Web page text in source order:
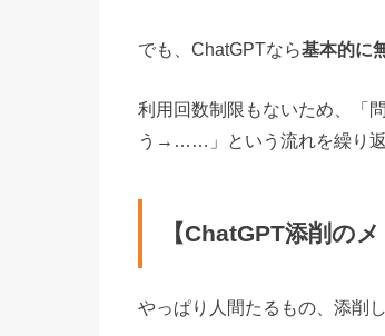
でも、ChatGPTなら基本的に
利用回数制限もないため、「
う→……」という流れを繰り
【ChatGPT添削の
やっぱり人間たるもの、添削